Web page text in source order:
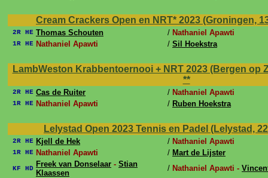
Cream Crackers Open en NRT* 2023 (Groningen,
2R HE Thomas Schouten / Nathaniel Apawti
1R HE Nathaniel Apawti / Sil Hoekstra
LambWeston Krabbentoernooi + NRT 2023 (Bergen op
**
2R HE Cas de Ruiter / Nathaniel Apawti
1R HE Nathaniel Apawti / Ruben Hoekstra
Lelystad Open 2023 Tennis en Padel (Lelystad,
2R HE Kjell de Hek / Nathaniel Apawti
1R HE Nathaniel Apawti / Mart de Lijster
KF HD Freek van Donselaar - Stian
Klaassen
/ Nathaniel Apawti -